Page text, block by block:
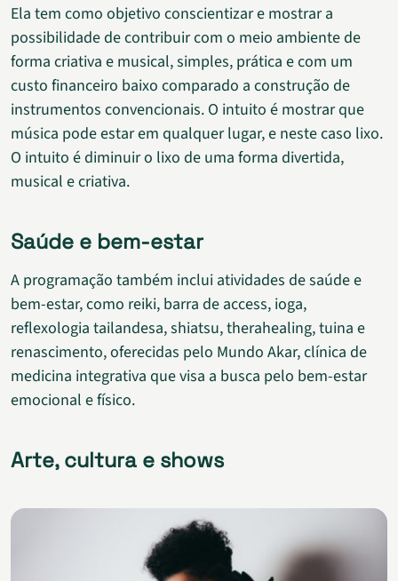
Ela tem como objetivo conscientizar e mostrar a
possibilidade de contribuir com o meio ambiente de
forma criativa e musical, simples, prática e com um
custo financeiro baixo comparado a construção de
instrumentos convencionais. O intuito é mostrar que
música pode estar em qualquer lugar, e neste caso lixo.
O intuito é diminuir o lixo de uma forma divertida,
musical e criativa.
Saúde e bem-estar
A programação também inclui atividades de saúde e
bem-estar, como reiki, barra de access, ioga,
reflexologia tailandesa, shiatsu, therahealing, tuina e
renascimento, oferecidas pelo Mundo Akar, clínica de
medicina integrativa que visa a busca pelo bem-estar
emocional e físico.
Arte, cultura e shows